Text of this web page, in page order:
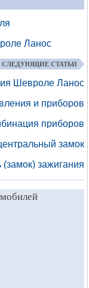
Ланос
СЛЕДУЮЩИЕ СТАТЬИ
Шевроле Ланос
и приборов
приборов
замок
зажигания